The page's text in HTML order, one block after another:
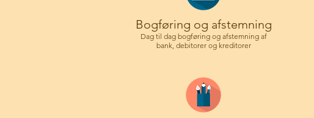
Bogføring og afstemning
Dag til dag bogføring og afstemning af
bank, debitorer og kreditorer